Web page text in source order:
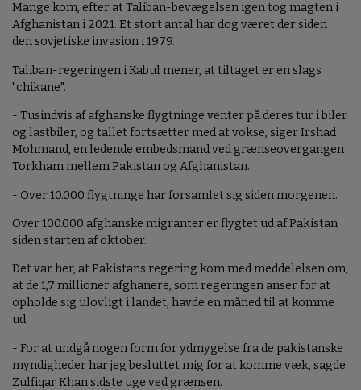
Mange kom, efter at Taliban-bevægelsen igen tog magten i
Afghanistan i 2021. Et stort antal har dog været der siden
den sovjetiske invasion i 1979.
Taliban-regeringen i Kabul mener, at tiltaget er en slags
"chikane".
- Tusindvis af afghanske flygtninge venter på deres tur i biler
og lastbiler, og tallet fortsætter med at vokse, siger Irshad
Mohmand, en ledende embedsmand ved grænseovergangen
Torkham mellem Pakistan og Afghanistan.
- Over 10.000 flygtninge har forsamlet sig siden morgenen.
Over 100.000 afghanske migranter er flygtet ud af Pakistan
siden starten af oktober.
Det var her, at Pakistans regering kom med meddelelsen om,
at de 1,7 millioner afghanere, som regeringen anser for at
opholde sig ulovligt i landet, havde en måned til at komme
ud.
- For at undgå nogen form for ydmygelse fra de pakistanske
myndigheder har jeg besluttet mig for at komme væk, sagde
Zulfiqar Khan sidste uge ved grænsen.